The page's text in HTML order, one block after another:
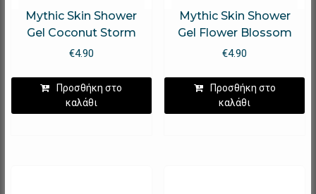
Mythic Skin Shower
Gel Coconut Storm
€4.90
Προσθήκη στο
καλάθι
Mythic Skin Shower
Gel Flower Blossom
€4.90
Προσθήκη στο
καλάθι